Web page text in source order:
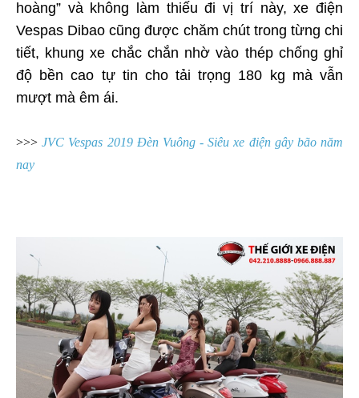
hoàng” và không làm thiếu đi vị trí này, xe điện
Vespas Dibao cũng được chăm chút trong từng chi
tiết, khung xe chắc chắn nhờ vào thép chống ghỉ
độ bền cao tự tin cho tải trọng 180 kg mà vẫn
mượt mà êm ái.
>>>JVC Vespas 2019 Đèn Vuông -Siêu xe điện gây bão năm
nay